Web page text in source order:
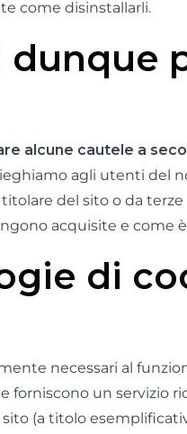
come disinstallarli.
alcune cautele a
agli utenti del
del sito o da terze
acquisite e come
di
necessari al
forniscono un servizio
(a titolo